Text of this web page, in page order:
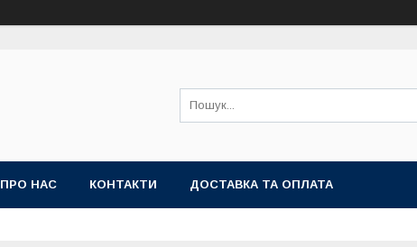
ПРО НАС КОНТАКТИ ДОСТАВКА ТА ОПЛАТА